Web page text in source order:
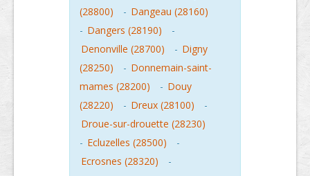
(28800)
- Dangeau (28160)
- Dangers (28190)
-
Denonville (28700)
- Digny
(28250)
- Donnemain-saint-
mames (28200)
- Douy
(28220)
- Dreux (28100)
-
Droue-sur-drouette (28230)
- Ecluzelles (28500)
-
Ecrosnes (28320)
-